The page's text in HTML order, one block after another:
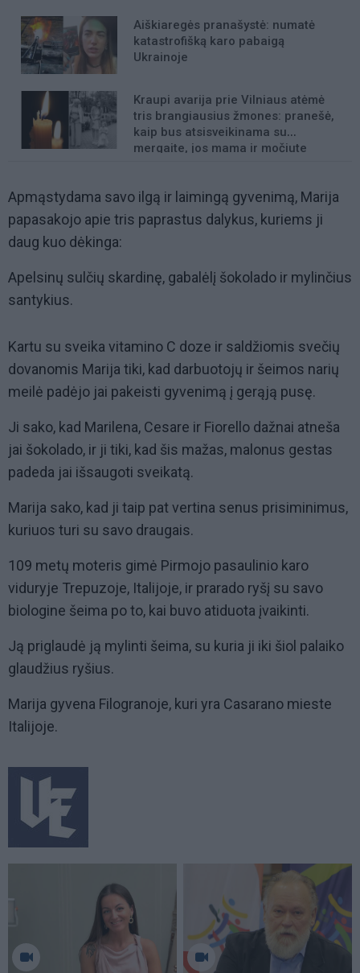
Aiškiaregės pranašystė: numatė
katastrofišką karo pabaigą
Ukrainoje
Kraupi avarija prie Vilniaus atėmė
tris brangiausius žmones: pranešė,
kaip bus atsisveikinama su
mergaite, jos mama ir močiute
Apmąstydama savo ilgą ir laimingą gyvenimą, Marija
papasakojo apie tris paprastus dalykus, kuriems ji
daug kuo dėkinga:
Apelsinų sulčių skardinę, gabalėlį šokolado ir mylinčius
santykius.
Kartu su sveika vitamino C doze ir saldžiomis svečių
dovanomis Marija tiki, kad darbuotojų ir šeimos narių
meilė padėjo jai pakeisti gyvenimą į gerąją pusę.
Ji sako, kad Marilena, Cesare ir Fiorello dažnai atneša
jai šokolado, ir ji tiki, kad šis mažas, malonus gestas
padeda jai išsaugoti sveikatą.
Marija sako, kad ji taip pat vertina senus prisiminimus,
kuriuos turi su savo draugais.
109 metų moteris gimė Pirmojo pasaulinio karo
viduryje Trepuzoje, Italijoje, ir prarado ryšį su savo
biologine šeima po to, kai buvo atiduota įvaikinti.
Ją priglaudė ją mylinti šeima, su kuria ji iki šiol palaiko
glaudžius ryšius.
Marija gyvena Filogranoje, kuri yra Casarano mieste
Italijoje.